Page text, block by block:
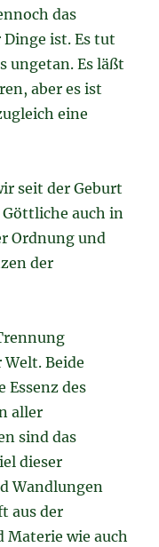
das
ist. Es tut
ungetan. Es läßt
aber es ist
eine
seit der Geburt
auch in
Ordnung und
der
Beide
Essenz des
aller
sind das
dieser
Wandlungen
aus der
Materie wie auch